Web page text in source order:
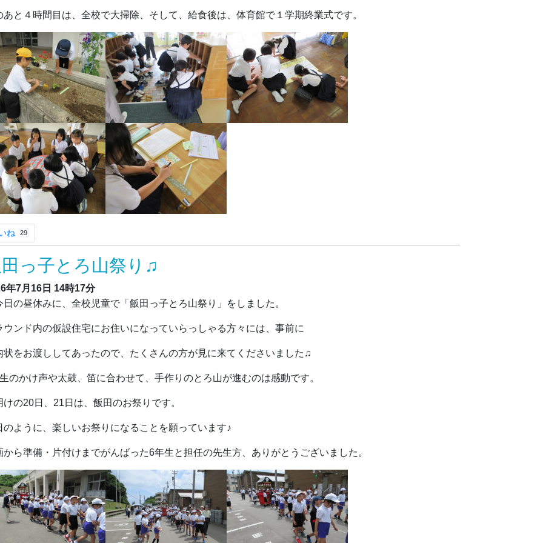
あと４時間目は、全校で大掃除、そして、給食後は、体育館で１学期終業式です。
ね 29
っ子とろ山祭り♫
年7月16日 14時17分
の昼休みに、全校児童で「飯田っ子とろ山祭り」をしました。
ウンド内の仮設住宅にお住いになっていらっしゃる方々には、事前に
状をお渡ししてあったので、たくさんの方が見に来てくださいました♫
のかけ声や太鼓、笛に合わせて、手作りのとろ山が進むのは感動です。
けの20日、21日は、飯田のお祭りです。
のように、楽しいお祭りになることを願っています♪
から準備・片付けまでがんばった6年生と担任の先生方、ありがとうございました。